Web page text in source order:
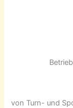
von Turn- und